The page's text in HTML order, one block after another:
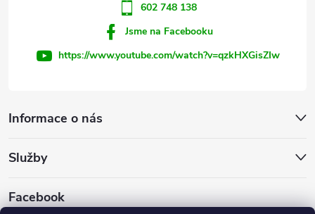
Informace o nás
Služby
Facebook
602 748 138
Jsme na Facebooku
https://www.youtube.com/watch?v=qzkHXGisZIw